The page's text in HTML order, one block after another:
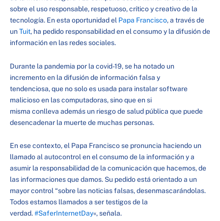
sobre el uso responsable, respetuoso, crítico y creativo de la
tecnología. En esta oportunidad el Papa Francisco, a través de
unTuit, ha pedido responsabilidad en el consumo y la difusión de
información en las redes sociales.
Durante la pandemia por la covid-19, se ha notado un
incremento en la difusión de información falsa y
tendenciosa, que no solo es usada para instalar software
malicioso en las computadoras, sino que en si
misma conlleva además un riesgo de salud pública que puede
desencadenar la muerte de muchas personas.
En ese contexto, el Papa Francisco se pronuncia haciendo un
llamado al autocontrol en el consumo de la información y a
asumir la responsabilidad de la comunicación que hacemos, de
las informaciones que damos. Su pedido está orientado a un
mayor control “sobre las noticias falsas, desenmascarándolas.
Todos estamos llamados a ser testigos de la
verdad.#SaferInternetDay«, señala.